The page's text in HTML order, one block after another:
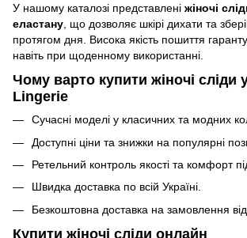
У нашому каталозі представлені жіночі
еластану , що дозволяє шкірі дихати та
протягом дня. Висока якість пошиття
навіть при щоденному використанні.
Чому варто купити жіночі сліди
Lingerie
Сучасні моделі у класичних та модних
Доступні ціни та знижки на популярні
Ретельний контроль якості та комфорт
Швидка доставка по всій Україні.
Безкоштовна доставка на замовлення
Купити жіночі сліди онлайн